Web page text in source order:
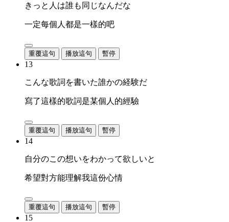
きっと人は誰も同じなんだな
一定每個人都是一樣的吧
重覆這句 播放這句 暫停
13
こんな歌詞を書いた誰かの経験だ
寫了這樣的歌詞是某個人的經驗
重覆這句 播放這句 暫停
14
自分のこの想いをわかって欲しいと
希望對方能理解我這份心情
重覆這句 播放這句 暫停
15